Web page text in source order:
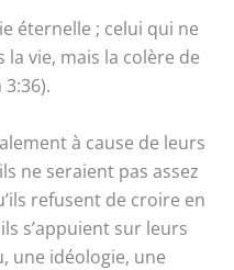
éternelle ; celui qui ne
la vie, mais la colère de
à cause de leurs
ne seraient pas assez
refusent de croire en
s’appuient sur leurs
une idéologie, une